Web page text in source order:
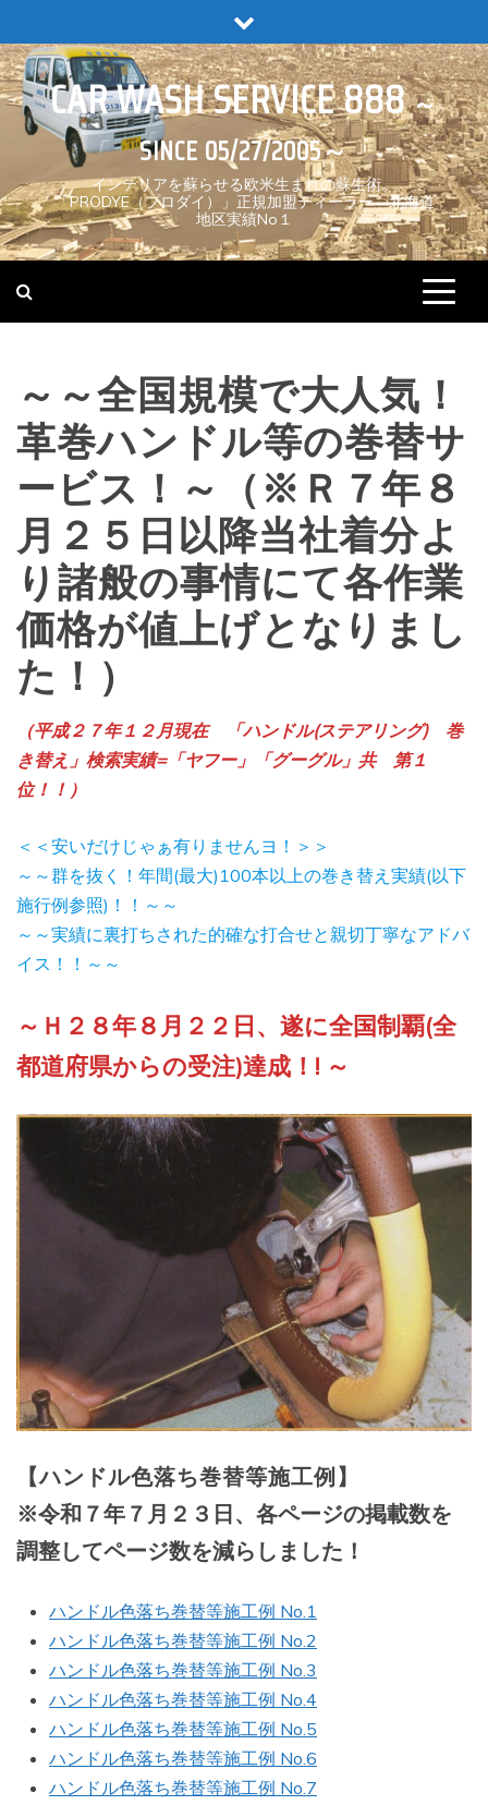
to
contentCAR WASH SERVICE 888
インテリアを蘇らせる欧米生まれの蘇生術。
「PRODYE（プロダイ）」正規加盟ディーラー 北海道
地区実績No１
～～全国規模で大人気！
革巻ハンドル等の巻替サ
ービス！～（※Ｒ７年８
月２５日以降当社着分よ
り諸般の事情にて各作業
価格が値上げとなりまし
た！）
（平成２７年１２月現在 「ハンドル(ステアリング) 巻
き替え」検索実績=「ヤフー」「グーグル」共 第１
位！！）
＜＜安いだけじゃぁ有りませんヨ！＞＞
～～群を抜く！年間(最大)100本以上の巻き替え実績(以下
施行例参照)！！～～
～～実績に裏打ちされた的確な打合せと親切丁寧なアドバ
イス！！～～
～Ｈ２８年８月２２日、遂に全国制覇(全
都道府県からの受注)達成！! ～
【ハンドル色落ち巻替等施工例】
※令和７年７月２３日、各ページの掲載数を
調整してページ数を減らしました！
ハンドル色落ち巻替等施工例 No.1
ハンドル色落ち巻替等施工例 No.2
ハンドル色落ち巻替等施工例 No.3
ハンドル色落ち巻替等施工例 No.4
ハンドル色落ち巻替等施工例 No.5
ハンドル色落ち巻替等施工例 No.6
ハンドル色落ち巻替等施工例 No.7